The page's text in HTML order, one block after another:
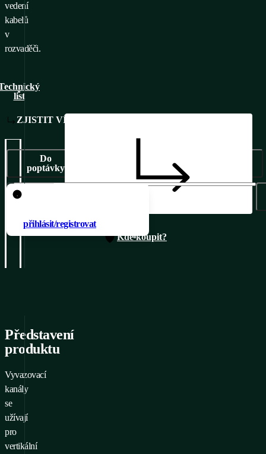
vedení
kabelů
v
rozvaděči.
list
ZJISTIT VÍCE
Přídáno do
Do
poptávky
přihlásit/registrovat
Kde koupit?
Představení
produktu
Vyvazovací
kanály
se
užívají
pro
vertikální